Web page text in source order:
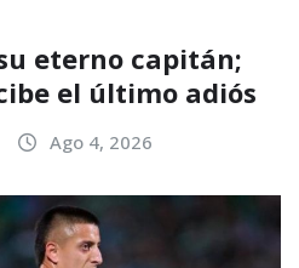
eterno capitán;
el último adiós
Ago 4, 2026